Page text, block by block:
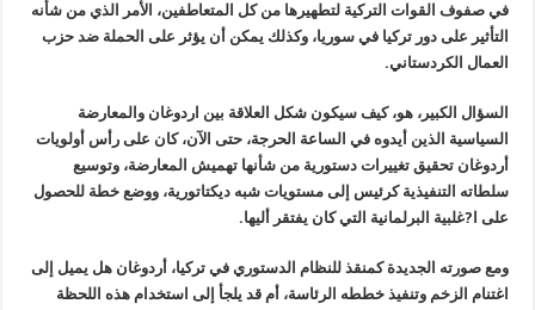
في صفوف القوات التركية لتطهيرها من كل المتعاطفين، الأمر الذي من شأنه
التأثير على دور تركيا في سوريا، وكذلك يمكن أن يؤثر على الحملة ضد حزب
العمال الكردستاني.
السؤال الكبير، هو، كيف سيكون شكل العلاقة بين اردوغان والمعارضة
السياسية الذين أيدوه في الساعة الحرجة، حتى الآن، كان على رأس أولويات
أردوغان تحقيق تغييرات دستورية من شأنها تهميش المعارضة، وتوسيع
سلطاته التنفيذية كرئيس إلى مستويات شبه ديكتاتورية، ووضع خطة للحصول
على ا?غلبية البرلمانية التي كان يفتقر أليها.
ومع صورته الجديدة كمنقذ للنظام الدستوري في تركيا، أردوغان هل يميل إلى
اغتنام الزخم وتنفيذ خططه الرئاسة، أم قد يلجأ إلى استخدام هذه اللحظة